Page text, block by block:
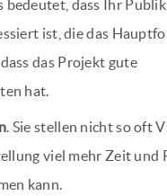
bedeutet, dass Ihr
ist, die das
das Projekt gute
hat.
. Sie stellen nicht so oft
viel mehr Zeit und
kann.